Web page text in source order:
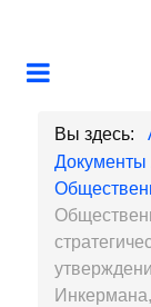
Вы здесь:
Документы